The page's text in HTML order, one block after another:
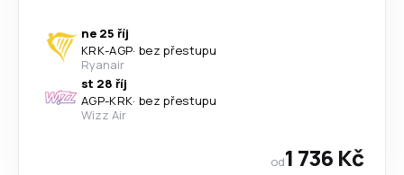
ne 25 říj
KRK-AGP· bez přestupu
Ryanair
st 28 říj
AGP-KRK· bez přestupu
Wizz Air
od1 736 Kč